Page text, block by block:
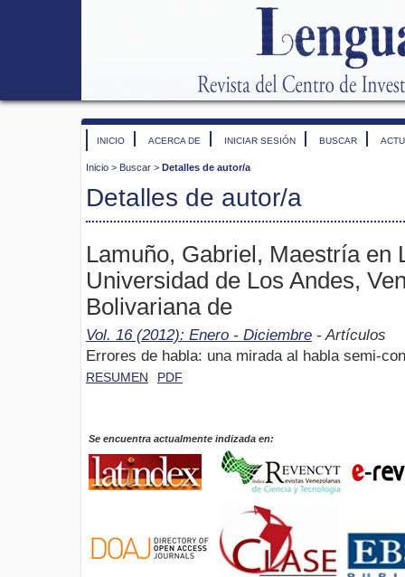
INICIO ACERCA DE INICIAR SESIÓN BUSCAR
Inicio > Buscar > Detalles de autor/a
Detalles de autor/a
Lamuño, Gabriel, Maestría en
Universidad de Los Andes,
Bolivariana de
Vol. 16 (2012): Enero - Diciembre - Artículos
Errores de habla: una mirada al habla semi-
RESUMEN PDF
Se encuentra actualmente indizada en: